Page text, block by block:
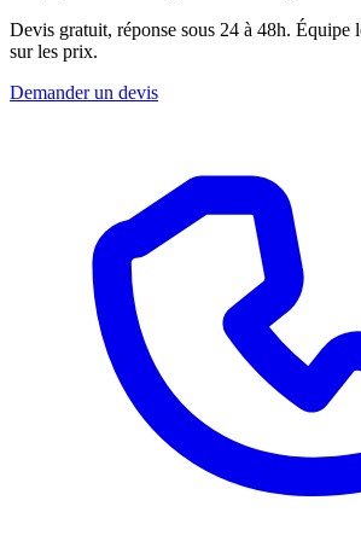
Devis gratuit, réponse sous 24 à 48h. Équipe
sur les prix.
Demander un devis